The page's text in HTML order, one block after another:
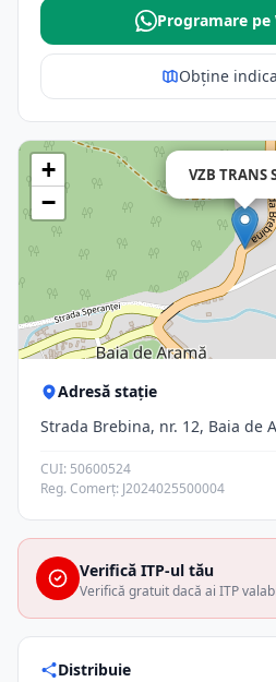
Programare pe
Obține
VZB TRANS
+
−
Adresă stație
Strada Brebina, nr. 12, Baia de
CUI: 50600524
Reg. Comerț: J2024025500004
Verifică ITP-ul tău
Verifică gratuit dacă ai ITP
Distribuie